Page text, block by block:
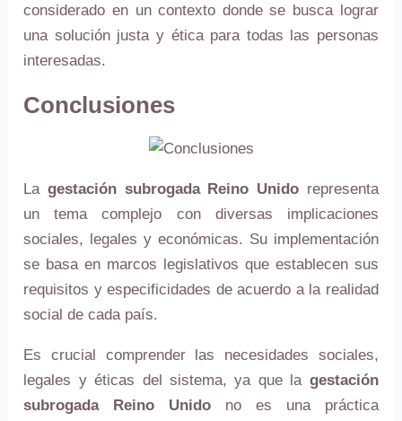
considerado en un contexto donde se busca lograr
una solución justa y ética para todas las personas
interesadas.
Conclusiones
La gestación subrogada Reino Unido representa
un tema complejo con diversas implicaciones
sociales, legales y económicas. Su implementación
se basa en marcos legislativos que establecen sus
requisitos y especificidades de acuerdo a la realidad
social de cada país.
Es crucial comprender las necesidades sociales,
legales y éticas del sistema, ya que la gestación
subrogada Reino Unido no es una práctica